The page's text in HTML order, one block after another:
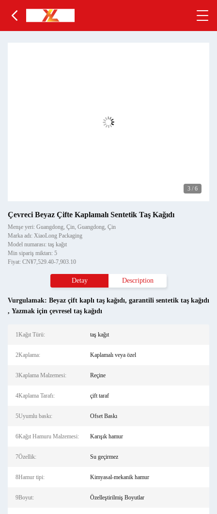
3 / 6
Çevreci Beyaz Çifte Kaplamalı Sentetik Taş Kağıdı
Menşe yeri: Guangdong, Çin, Guangdong, Çin
Marka adı: XiaoLong Packaging
Model numarası: taş kağıt
Min sipariş miktarı: 5
Fiyat: CN¥7,529.40-7,903.10
Detay Description
Vurgulamak: Beyaz çift kaplı taş kağıdı, garantili sentetik taş kağıdı
, Yazmak için çevresel taş kağıdı
1Kağıt Türü: taş kağıt
2Kaplama: Kaplamalı veya özel
3Kaplama Malzemesi: Reçine
4Kaplama Tarafı: çift taraf
5Uyumlu baskı: Ofset Baskı
6Kağıt Hamuru Malzemesi: Karışık hamur
7Özellik: Su geçirmez
8Hamur tipi: Kimyasal-mekanik hamur
9Boyut: Özelleştirilmiş Boyutlar